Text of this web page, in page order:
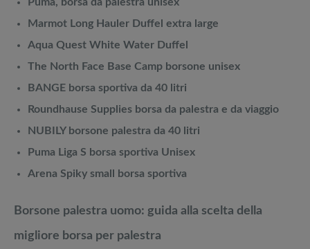
Marmot Long Hauler Duffel extra large
Aqua Quest White Water Duffel
The North Face Base Camp borsone unisex
BANGE borsa sportiva da 40 litri
Roundhause Supplies borsa da palestra e da viaggio
NUBILY borsone palestra da 40 litri
Puma Liga S borsa sportiva Unisex
Arena Spiky small borsa sportiva
Borsone palestra uomo: guida alla scelta della
migliore borsa per palestra